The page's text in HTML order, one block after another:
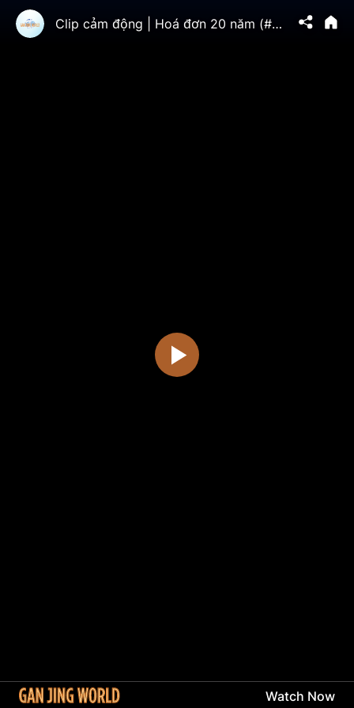
Clip cảm động | Hoá đơn 20 năm (#kindnessiscool)
Watch Now